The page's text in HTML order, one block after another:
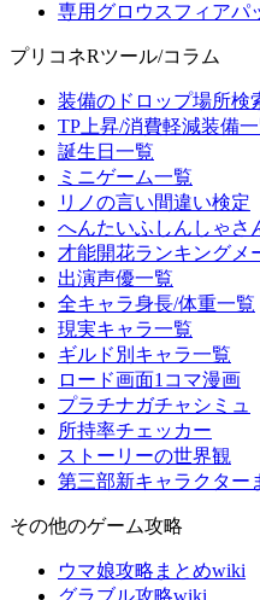
専用グロウスフィアパ
プリコネRツール/コラム
装備のドロップ場所検
TP上昇/消費軽減装備
誕生日一覧
ミニゲーム一覧
リノの言い間違い検定
へんたいふしんしゃさ
才能開花ランキングメ
出演声優一覧
全キャラ身長/体重一覧
現実キャラ一覧
ギルド別キャラ一覧
ロード画面1コマ漫画
プラチナガチャシミュ
所持率チェッカー
ストーリーの世界観
第三部新キャラクター
その他のゲーム攻略
ウマ娘攻略まとめwiki
グラブル攻略wiki